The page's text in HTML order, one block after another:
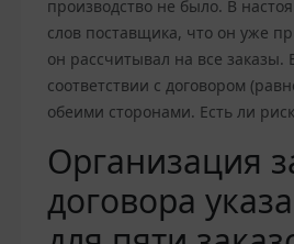
производство не было. В
слов поставщика, что он уже
он рассчитывал на все
соответствии с договором
обеими сторонами. Есть ли
Организация
договора